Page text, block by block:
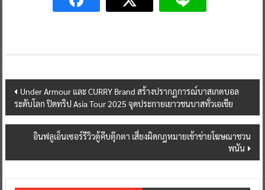
Post
navigation
Under Armour และ CURRY Brand สร้างปรากฏการณ์บาสเกตบอล
ระดับโลก ปิดทริป Asia Tour 2025 จุดประกายเยาวชนบาสทั่วเอเชีย
อินฟลูเอ็นเซอร์รีวิวตู้คีบตุ๊กตา เสี่ยงผิดกฎหมายเข้าข่ายโฆษณาชวน
พนัน